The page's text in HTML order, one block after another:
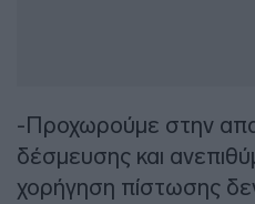
-Προχωρούμε στην
δέσμευσης και
χορήγηση πίστωσης